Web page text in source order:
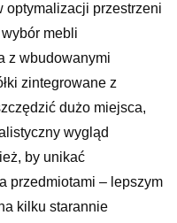
optymalizacji przestrzeni
mebli
z wbudowanymi
zintegrowane z
dużo miejsca,
wygląd
by unikać
przedmiotami – lepszym
kilku starannie